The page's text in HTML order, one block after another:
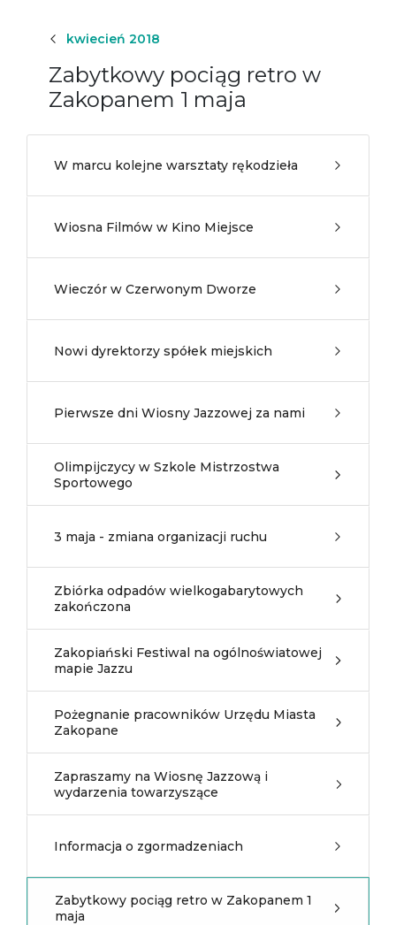
kwiecień 2018
Zabytkowy pociąg retro w
Zakopanem 1 maja
W marcu kolejne warsztaty rękodzieła
Wiosna Filmów w Kino Miejsce
Wieczór w Czerwonym Dworze
Nowi dyrektorzy spółek miejskich
Pierwsze dni Wiosny Jazzowej za nami
Olimpijczycy w Szkole Mistrzostwa
Sportowego
3 maja - zmiana organizacji ruchu
Zbiórka odpadów wielkogabarytowych
zakończona
Zakopiański Festiwal na ogólnoświatowej
mapie Jazzu
Pożegnanie pracowników Urzędu Miasta
Zakopane
Zapraszamy na Wiosnę Jazzową i
wydarzenia towarzyszące
Informacja o zgormadzeniach
Zabytkowy pociąg retro w Zakopanem 1
maja